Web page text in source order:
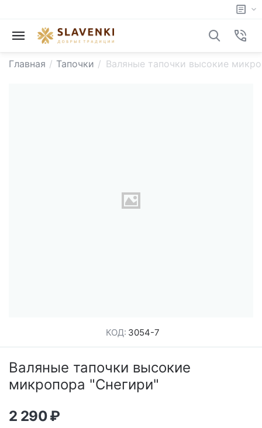
Главная / Тапочки / Валяные тапочки высокие
КОД: 3054-7
Валяные тапочки высокие
микропора "Снегири"
2 290₽